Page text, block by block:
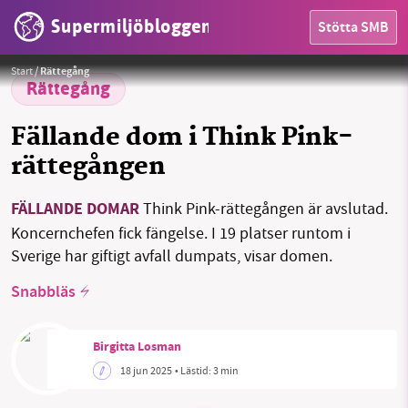
Supermiljöbloggen Stötta SMB
HEM
OMRÅDEN
OM OSS
Start/Rättegång
Rättegång
Fällande dom i Think Pink-
rättegången
FÄLLANDE DOMARThink Pink-rättegången är avslutad.
Koncernchefen fick fängelse. I 19 platser runtom i
Sverige har giftigt avfall dumpats, visar domen.
Snabbläs
Birgitta Losman
18 jun 2025• Lästid:3 min
Foto:Pexel / Pixabay